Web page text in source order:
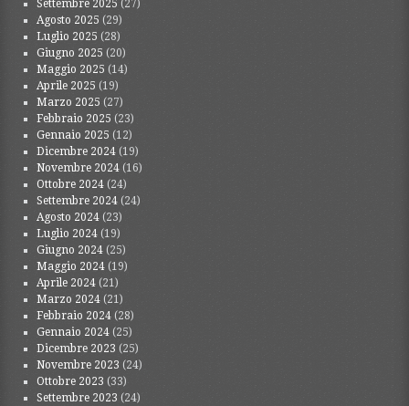
Settembre 2025 (27)
Agosto 2025 (29)
Luglio 2025 (28)
Giugno 2025 (20)
Maggio 2025 (14)
Aprile 2025 (19)
Marzo 2025 (27)
Febbraio 2025 (23)
Gennaio 2025 (12)
Dicembre 2024 (19)
Novembre 2024 (16)
Ottobre 2024 (24)
Settembre 2024 (24)
Agosto 2024 (23)
Luglio 2024 (19)
Giugno 2024 (25)
Maggio 2024 (19)
Aprile 2024 (21)
Marzo 2024 (21)
Febbraio 2024 (28)
Gennaio 2024 (25)
Dicembre 2023 (25)
Novembre 2023 (24)
Ottobre 2023 (33)
Settembre 2023 (24)